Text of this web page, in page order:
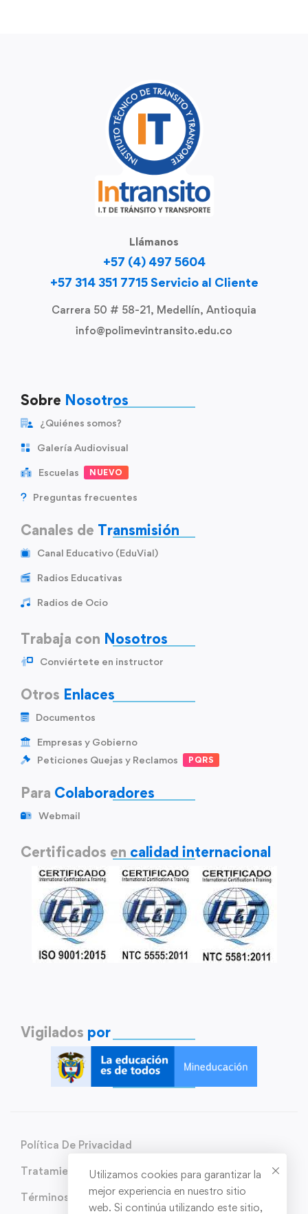
Llámanos
+57 (4) 497 5604
+57 314 351 7715 Servicio al Cliente
Carrera 50 # 58-21, Medellín, Antioquia
info@polimevintransito.edu.co
Sobre Nosotros
¿Quiénes somos?
Galería Audiovisual
Escuelas NUEVO
Preguntas frecuentes
Canales de Transmisión
Canal Educativo (EduVial)
Radios Educativas
Radios de Ocio
Trabaja con Nosotros
Conviértete en instructor
Otros Enlaces
Documentos
Empresas y Gobierno
Peticiones Quejas y Reclamos
PQRS
Para Colaboradores
Webmail
Certificados en calidad internacional
Vigilados por
Política De Privacidad
Tratamiento de Datos Personales
Términos y condiciones
Utilizamos cookies para garantizar la
mejor experiencia en nuestro sitio
web. Si continúa utilizando este sitio,